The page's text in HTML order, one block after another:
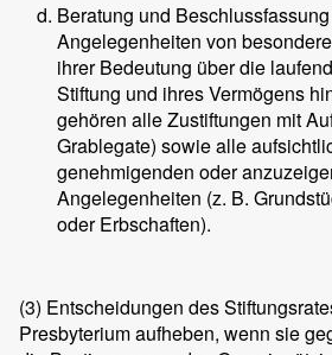
Beratung und
Angelegenheiten von
ihrer Bedeutung über die
Stiftung und ihres Vermögens
gehören alle Zustiftungen mit
Grablegate) sowie alle
genehmigenden oder
Angelegenheiten (z. B.
oder Erbschaften).
(3) Entscheidungen des
Presbyterium aufheben, wenn sie